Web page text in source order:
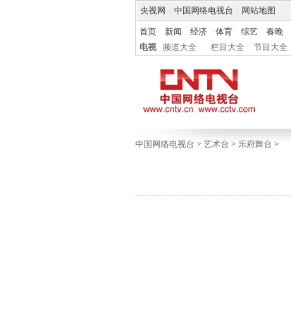
央视网 中国网络电视台 网站地图
首页 新闻 经济 体育 综艺 春晚
电视
频道大全 栏目大全 节目大全
中国网络电视台 > 艺术台 > 乐府舞台 >